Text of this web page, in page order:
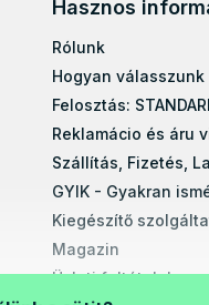
Hasznos
Rólunk
Hogyan válasszunk
Felosztás:
Reklamácio és áru
Szállítás, Fizetés,
GYIK - Gyakran
Kiegészítő
Magazin
Üzleti feltételek